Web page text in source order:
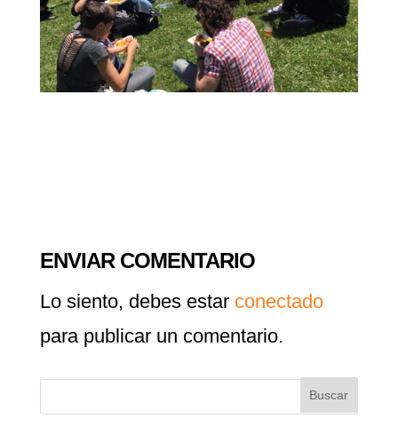
ENVIAR COMENTARIO
Lo siento, debes estar conectado
para publicar un comentario.